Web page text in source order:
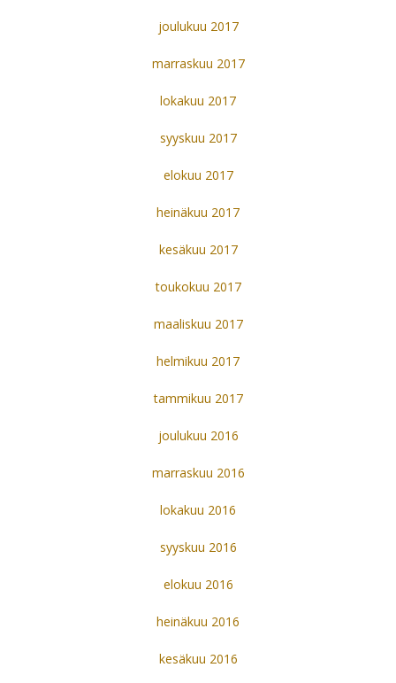
joulukuu 2017
marraskuu 2017
lokakuu 2017
syyskuu 2017
elokuu 2017
heinäkuu 2017
kesäkuu 2017
toukokuu 2017
maaliskuu 2017
helmikuu 2017
tammikuu 2017
joulukuu 2016
marraskuu 2016
lokakuu 2016
syyskuu 2016
elokuu 2016
heinäkuu 2016
kesäkuu 2016